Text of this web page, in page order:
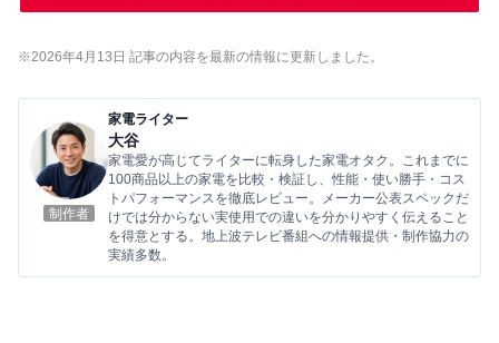
※2026年4月13 日 記事の内容を最新の情報に更新しました。
制作者
家電ライター
大谷
家電愛が高じてライターに転身した家電オタク。これまでに
100商品以上の家電を比較・検証し、性能・使い勝手・コス
トパフォーマンスを徹底レビュー。メーカー公表スペックだ
けでは分からない実使用での違いを分かりやすく伝えること
を得意とする。地上波テレビ番組への情報提供・制作協力の
実績多数。